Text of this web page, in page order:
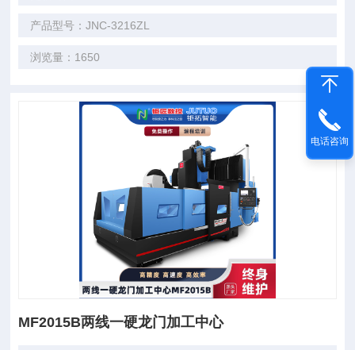
产品型号：JNC-3216ZL
浏览量：1650
MF2015B两线一硬龙门加工中心
电话咨询